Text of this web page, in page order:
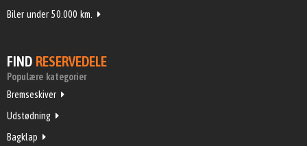
Biler under 50.000 km.
FIND RESERVEDELE
Populære kategorier
Bremseskiver
Udstødning
Bagklap